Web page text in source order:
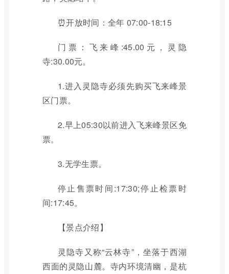
⏰开放时间：全年 07:00-18:15
门票：飞来峰:45.00元，灵隐
寺:30.00元。
1.进入灵隐寺必须先购买飞来峰景
区门票。
2.早上05:30以前进入飞来峰景区免
票。
3.无学生票。
停止售票时间:17:30;停止检票时
间:17:45。
【景点介绍】
灵隐寺又称“云林寺”，坐落于西湖
西面的灵隐山麓。寺内环境清幽，是杭